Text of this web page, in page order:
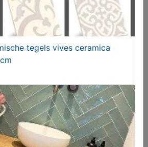
maron victoriaanse Engelse
tegels vives ceramica